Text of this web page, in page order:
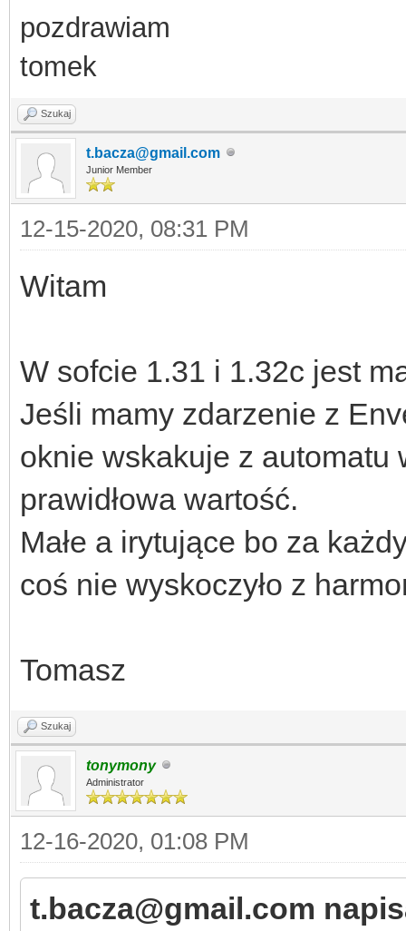
pozdrawiam
tomek
Szukaj
t.bacza@gmail.com
Junior Member
12-15-2020, 08:31 PM
Witam
W sofcie 1.31 i 1.32c jest
Jeśli mamy zdarzenie z
oknie wskakuje z automatu
prawidłowa wartość.
Małe a irytujące bo za
coś nie wyskoczyło z
Tomasz
Szukaj
tonymony
Administrator
12-16-2020, 01:08 PM
t.bacza@gmail.com